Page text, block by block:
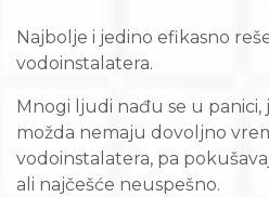
Najbolje i jedino efikasno
vodoinstalatera.
Mnogi ljudi nađu se u
možda nemaju dovoljno
vodoinstalatera, pa
ali najčešće neuspešno.